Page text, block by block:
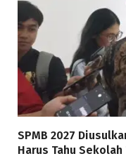
SPMB 2027
Harus Tahu